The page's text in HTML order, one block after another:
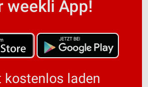
weekli App!
kostenlos laden